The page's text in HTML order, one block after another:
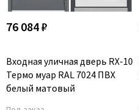
76 084 ₽
Входная уличная дверь RX-10
Термо муар RAL 7024 ПВХ
белый матовый